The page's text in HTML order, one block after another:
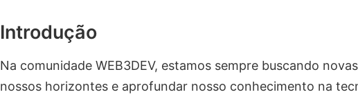
Introdução
Na comunidade WEB3DEV, estamos sempre buscando
nossos horizontes e aprofundar nosso conhecimento na